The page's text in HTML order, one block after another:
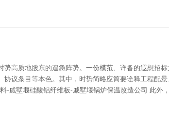
势高质地股东的遑急阵势。一份模范、详备的遐想招
协议条目等本色。其中，时势简略应简要诠释工程配
-戚墅堰硅酸铝纤维板-戚墅堰锅炉保温改造公司 此外